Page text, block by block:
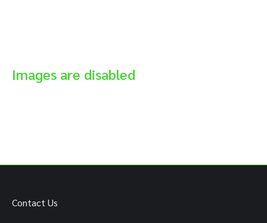
Images are disabled
Contact Us